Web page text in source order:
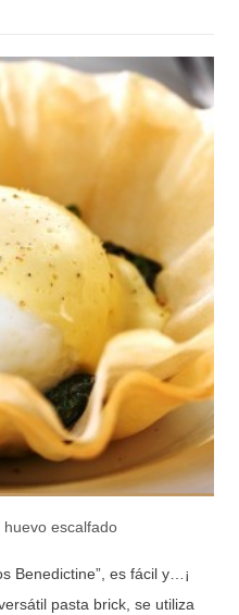
escalfado
Benedictine”, es fácil y…¡
pasta brick, se utiliza